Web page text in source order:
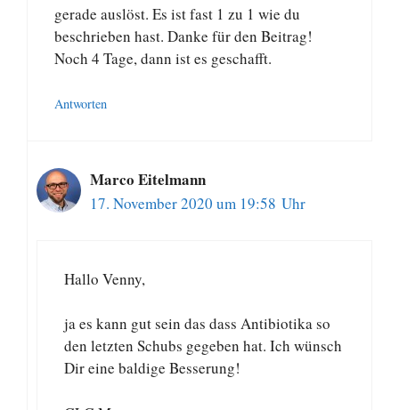
gerade auslöst. Es ist fast 1 zu 1 wie du
beschrieben hast. Danke für den Beitrag!
Noch 4 Tage, dann ist es geschafft.
Antworten
Marco Eitelmann
17. November 2020 um 19:58 Uhr
Hallo Venny,
ja es kann gut sein das dass Antibiotika so
den letzten Schubs gegeben hat. Ich wünsch
Dir eine baldige Besserung!